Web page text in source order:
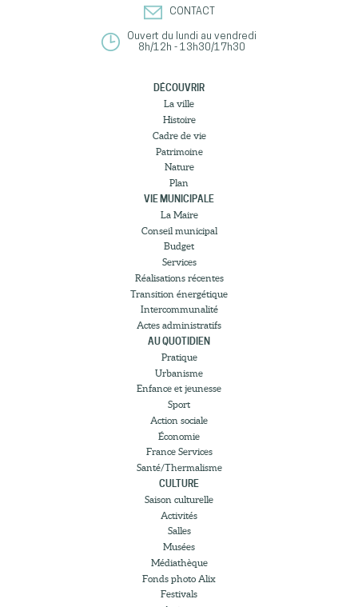
CONTACT
Ouvert du lundi au vendredi
8h/12h - 13h30/17h30
DÉCOUVRIR
La ville
Histoire
Cadre de vie
Patrimoine
Nature
Plan
VIE MUNICIPALE
La Maire
Conseil municipal
Budget
Services
Réalisations récentes
Transition énergétique
Intercommunalité
Actes administratifs
AU QUOTIDIEN
Pratique
Urbanisme
Enfance et jeunesse
Sport
Action sociale
Économie
France Services
Santé/Thermalisme
CULTURE
Saison culturelle
Activités
Salles
Musées
Médiathèque
Fonds photo Alix
Festivals